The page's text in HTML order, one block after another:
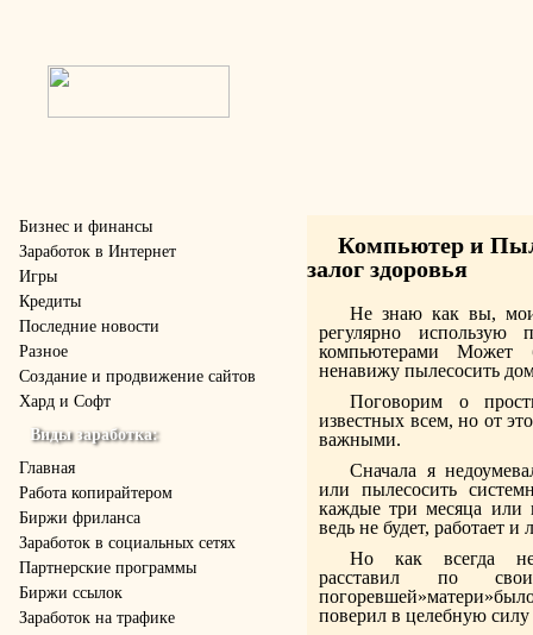
Бизнес и финансы
Заработок в Интернет
Игры
Кредиты
Последние новости
Разное
Создание и продвижение сайтов
Хард и Софт
Виды заработка:
Главная
Работа копирайтером
Биржи фриланса
Заработок в социальных сетях
Партнерские программы
Биржи ссылок
Заработок на трафике
Компьютер и
залог здоровья
Не знаю как вы,
регулярно использую
компьютерами Может
ненавижу пылесосить
Поговорим о
известных всем, но от
важными.
Сначала я
или пылесосить
каждые три месяца или
ведь не будет, работает и
Но как всегда
расставил по
поверил в целебную